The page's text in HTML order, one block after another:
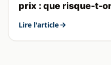
prix : que risque-t-
Lire l'article